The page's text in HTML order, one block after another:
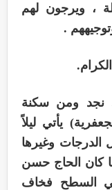
، ويرجون لهم
.
نجد ومن سكنة
يأتي ليلاً
الدرجات وغيرها
كان الحاج حسن
السطح فخاف